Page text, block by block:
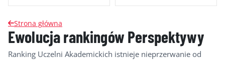
RANKINGI WG GRUP KRYTERIÓW
O RANKINGU
Strona główna
Ewolucja rankingów Perspektywy
Ranking Uczelni Akademickich istnieje nieprzerwanie od